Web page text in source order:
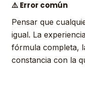
⚠️ Error común
Pensar que
igual. La
fórmula completa,
constancia con la